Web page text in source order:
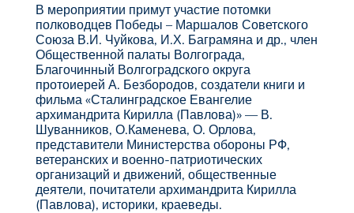
В мероприятии примут участие потомки
полководцев Победы – Маршалов Советского
Союза В.И. Чуйкова, И.Х. Баграмяна и др., член
Общественной палаты Волгограда,
Благочинный Волгоградского округа
протоиерей А. Безбородов, создатели книги и
фильма «Сталинградское Евангелие
архимандрита Кирилла (Павлова)» — В.
Шуванников, О.Каменева, О. Орлова,
представители Министерства обороны РФ,
ветеранских и военно-патриотических
организаций и движений, общественные
деятели, почитатели архимандрита Кирилла
(Павлова), историки, краеведы.